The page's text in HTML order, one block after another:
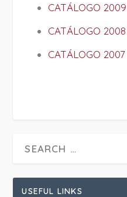
CATÁLOGO 2009
CATÁLOGO 2008
CATÁLOGO 2007
USEFUL LINKS